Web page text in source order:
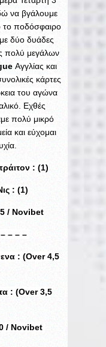
να βγάλουμε
το ποδόσφαιρο
δύο δυάδες
πολύ μεγάλων
Αγγλίας και
κάρτες
του αγώνα
Εχθές
πολύ μικρό
και εύχομαι
: (1)
: (1)
/ Novibet
– – –
: (Over 4,5
: (Over 3,5
/ Novibet